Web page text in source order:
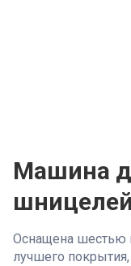
Машина
Оснащена шестью
лучшего покрытия,